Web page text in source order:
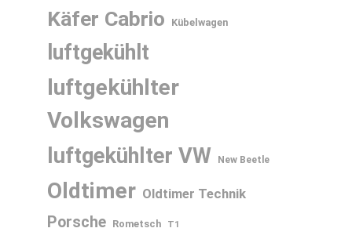
Käfer Cabrio Kübelwagen
luftgekühlt
luftgekühlter
Volkswagen
luftgekühlter VW New Beetle
Oldtimer Oldtimer Technik
Porsche Rometsch T1